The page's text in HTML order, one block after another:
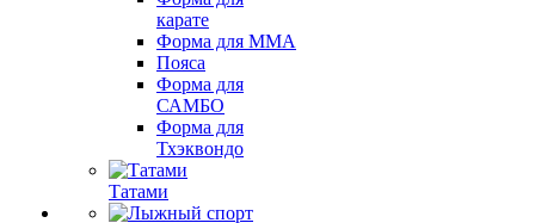
карате
Форма для MMA
Пояса
Форма для
САМБО
Форма для
Тхэквондо
Татами